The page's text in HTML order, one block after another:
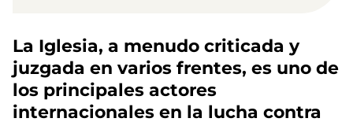
La Iglesia, a menudo criticada y
juzgada en varios frentes, es uno de
los principales actores
internacionales en la lucha contra